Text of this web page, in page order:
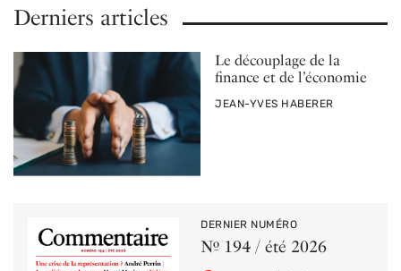
Derniers articles
Le découplage de la
finance et de l’économie
PAR
JEAN-YVES HABERER
DERNIER NUMÉRO
Nº 194 / été 2026